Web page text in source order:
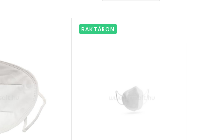
RAKTÁRON